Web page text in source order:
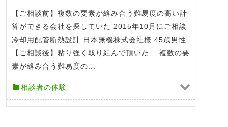
【ご相談前】複数の要素が絡み合う難易度の高い計
算ができる会社を探していた 2015年10月にご相談
冷却用配管断熱設計 日本無機株式会社様 45歳男性
【ご相談後】粘り強く取り組んで頂いた 複数の要
素が絡み合う難易度の...
相談者の体験